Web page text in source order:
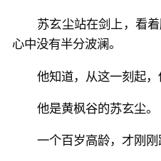
苏玄尘站在剑上，看
心中没有半分波澜。
他知道，从这一刻起，
他是黄枫谷的苏玄尘。
一个百岁高龄，才刚